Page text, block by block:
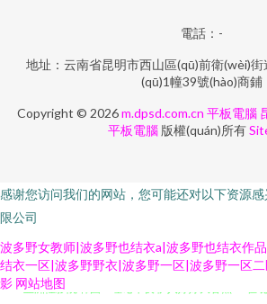
電話：-
地址：云南省昆明市西山區(qū)前衛(wèi)
(qū)1幢39號(hào)商鋪
Copyright © 2026m.dpsd.com.cn 平板電腦
平板電腦 版權(quán)所有
感谢您访问我们的网站，您可能还对以下资源
限公司
波多野女教师|波多野也结衣a|波多野也结衣作
结衣一区|波多野野衣|波多野一区|波多野一区
影 网站地图
亚洲性影院 韩国av理论午夜 伊人婷婷大香蕉 91在